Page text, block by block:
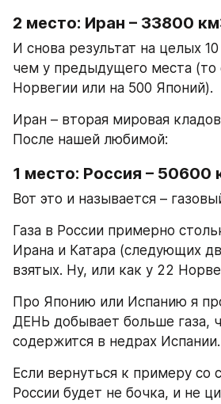
2 место: Иран – 33800
И снова результат на целых
чем у предыдущего места (то
Норвегии или на 500 Японий).
Иран – вторая мировая
После нашей любимой:
1 место: Россия – 50600
Вот это и называется –
Газа в России примерно
Ирана и Катара (следующих
взятых. Ну, или как у 22
Про Японию или Испанию я
ДЕНЬ добывает больше газа,
содержится в недрах Испании.
Если вернуться к примеру со
России будет не бочка, и не